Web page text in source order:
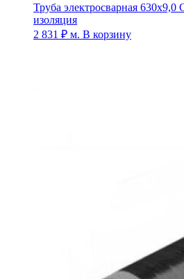
Труба электросварная
изоляция
2 831 ₽ м. В корзину